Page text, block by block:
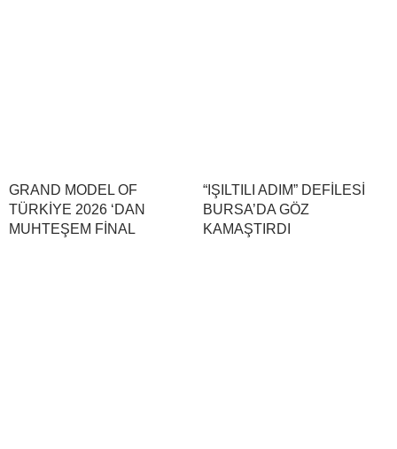
GRAND MODEL OF
TÜRKİYE 2026 ‘DAN
MUHTEŞEM FİNAL
“IŞILTILI ADIM” DEFİLESİ
BURSA’DA GÖZ
KAMAŞTIRDI